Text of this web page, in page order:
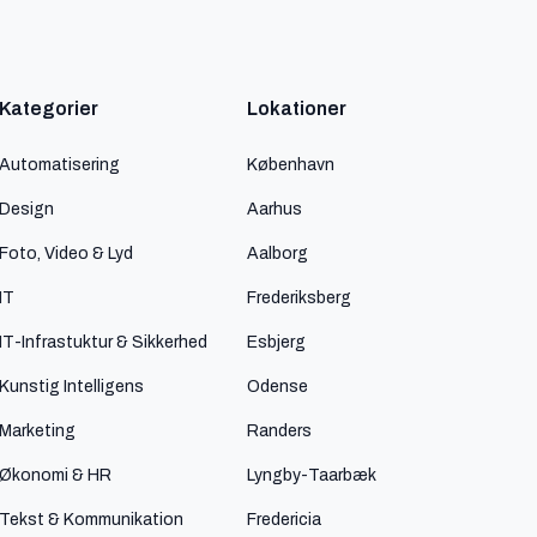
Kategorier
Automatisering
Design
Foto, Video & Lyd
IT
IT-Infrastuktur & Sikkerhed
Kunstig Intelligens
Marketing
Økonomi & HR
Tekst & Kommunikation
Lokationer
København
Aarhus
Aalborg
Frederiksberg
Esbjerg
Odense
Randers
Lyngby-Taarbæk
Fredericia